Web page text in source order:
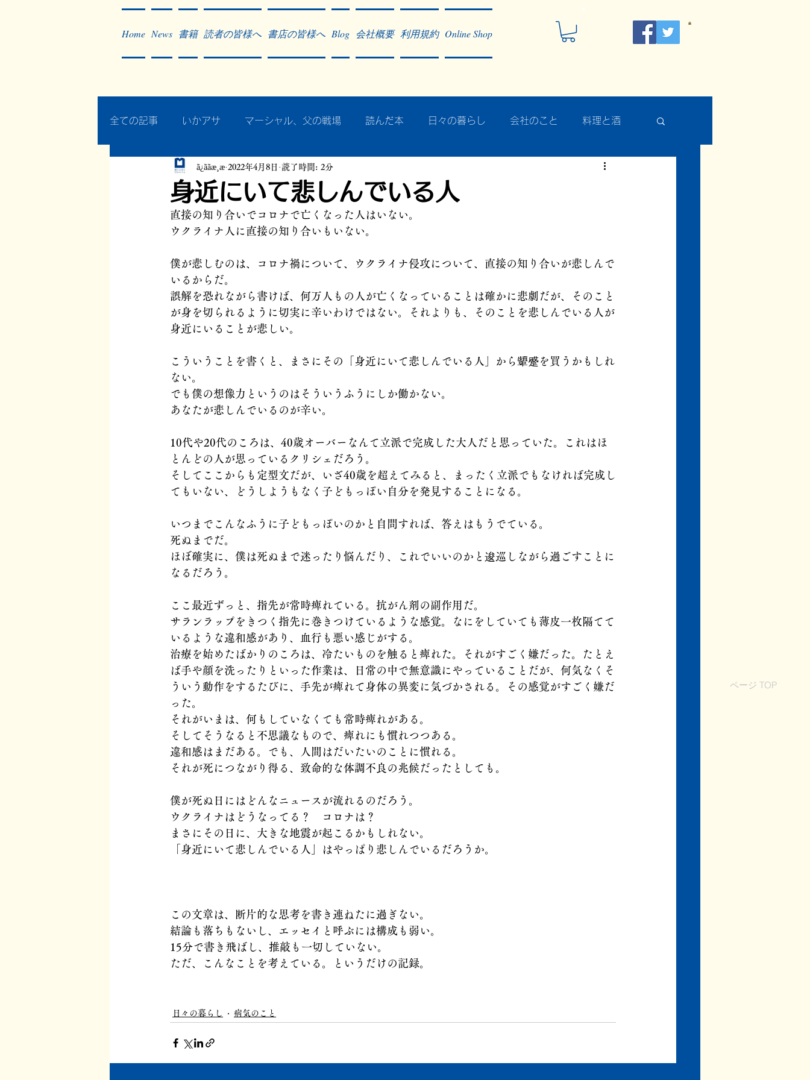
Home News 書籍 読者の皆様へ 書店の皆様へ Blog 会社概要 利用規約 Online Shop
ページ TOP
全ての記事 いかアサ マーシャル、父の戦場 読んだ本 日々の暮らし 会社のこと 料理と酒
秘蔵写真200枚でたどるアジア・太平洋戦争
作った本・作っている本 記事掲載・広告 病気のこと
身近にいて悲しんでいる人
ã¿ããæ¸æ 2022年4月8日 読了時間: 2分
直接の知り合いでコロナで亡くなった人はいない。
ウクライナ人に直接の知り合いもいない。
僕が悲しむのは、コロナ禍について、ウクライナ侵攻について、直接の知り合いが悲しんで
いるからだ。
誤解を恐れながら書けば、何万人もの人が亡くなっていることは確かに悲劇だが、そのこと
が身を切られるように切実に辛いわけではない。それよりも、そのことを悲しんでいる人が
身近にいることが悲しい。
こういうことを書くと、まさにその「身近にいて悲しんでいる人」から顰蹙を買うかもしれ
ない。
でも僕の想像力というのはそういうふうにしか働かない。
あなたが悲しんでいるのが辛い。
10代や20代のころは、40歳オーバーなんて立派で完成した大人だと思っていた。これはほ
とんどの人が思っているクリシェだろう。
そしてここからも定型文だが、いざ40歳を超えてみると、まったく立派でもなければ完成し
てもいない、どうしようもなく子どもっぽい自分を発見することになる。
いつまでこんなふうに子どもっぽいのかと自問すれば、答えはもうでている。
死ぬまでだ。
ほぼ確実に、僕は死ぬまで迷ったり悩んだり、これでいいのかと逡巡しながら過ごすことに
なるだろう。
ここ最近ずっと、指先が常時痺れている。抗がん剤の副作用だ。
サランラップをきつく指先に巻きつけているような感覚。なにをしていても薄皮一枚隔てて
いるような違和感があり、血行も悪い感じがする。
治療を始めたばかりのころは、冷たいものを触ると痺れた。それがすごく嫌だった。たとえ
ば手や顔を洗ったりといった作業は、日常の中で無意識にやっていることだが、何気なくそ
ういう動作をするたびに、手先が痺れて身体の異変に気づかされる。その感覚がすごく嫌だ
った。
それがいまは、何もしていなくても常時痺れがある。
そしてそうなると不思議なもので、痺れにも慣れつつある。
違和感はまだある。でも、人間はだいたいのことに慣れる。
それが死につながり得る、致命的な体調不良の兆候だったとしても。
僕が死ぬ日にはどんなニュースが流れるのだろう。
ウクライナはどうなってる？　コロナは？
まさにその日に、大きな地震が起こるかもしれない。
「身近にいて悲しんでいる人」はやっぱり悲しんでいるだろうか。
この文章は、断片的な思考を書き連ねたに過ぎない。
結論も落ちもないし、エッセイと呼ぶには構成も弱い。
15分で書き飛ばし、推敲も一切していない。
ただ、こんなことを考えている。というだけの記録。
日々の暮らし 病気のこと